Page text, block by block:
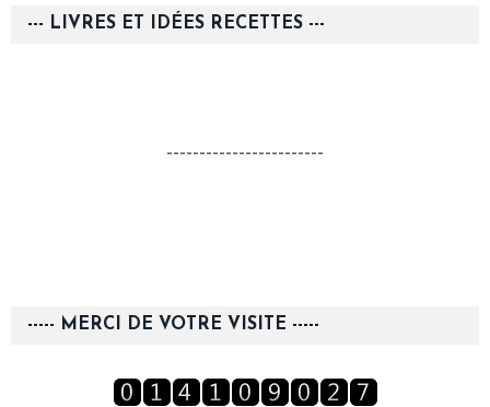
--- LIVRES ET IDÉES RECETTES ---
------------------------
----- MERCI DE VOTRE VISITE -----